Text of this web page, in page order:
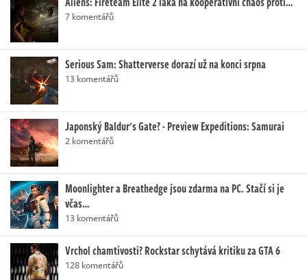
7 komentářů
Serious Sam: Shatterverse dorazí už na konci srpna
13 komentářů
Japonský Baldur's Gate? - Preview Expeditions: Samurai
2 komentářů
Moonlighter a Breathedge jsou zdarma na PC. Stačí si je
včas…
13 komentářů
Vrchol chamtivosti? Rockstar schytává kritiku za GTA 6
128 komentářů